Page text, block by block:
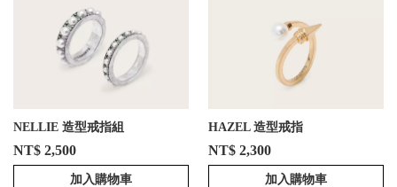
NELLIE 造型戒指組
NT$ 2,500
加入購物車
HAZEL 造型戒指
NT$ 2,300
加入購物車